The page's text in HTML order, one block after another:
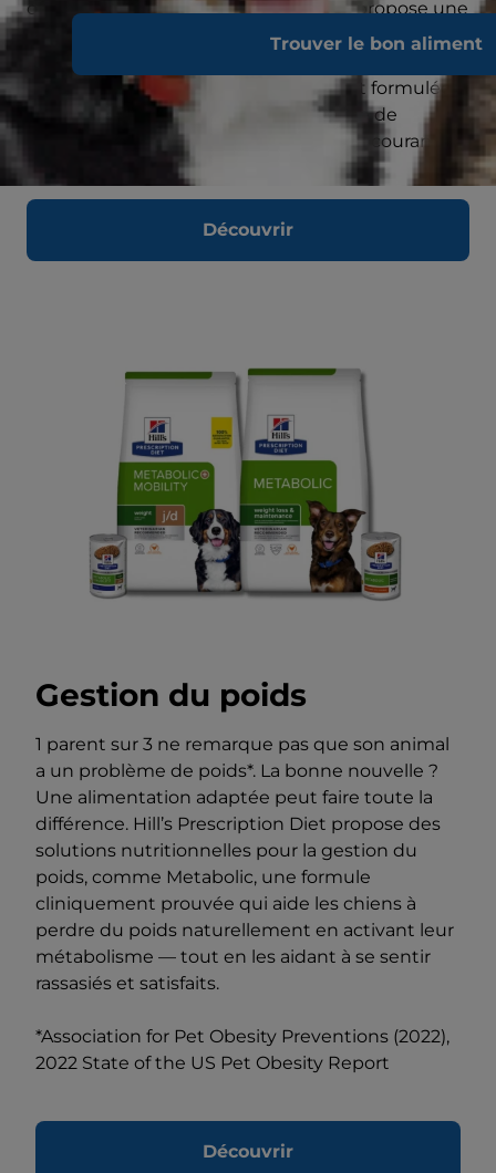
Trouver le bon aliment
offrir une alimentation adaptée. Hill’s propose une
gamme d’aliments pour le soutien urinaire,
apporte une nutrition spécifiquement formulée
pour aider à gérer et à réduire le risque de
formation des calculs urinaires les plus courants.
Découvrir
Gestion du poids
1 parent sur 3 ne remarque pas que son animal
a un problème de poids*. La bonne nouvelle ?
Une alimentation adaptée peut faire toute la
différence. Hill’s Prescription Diet propose des
solutions nutritionnelles pour la gestion du
poids, comme Metabolic, une formule
cliniquement prouvée qui aide les chiens à
perdre du poids naturellement en activant leur
métabolisme — tout en les aidant à se sentir
rassasiés et satisfaits.
*Association for Pet Obesity Preventions (2022),
2022 State of the US Pet Obesity Report
Découvrir